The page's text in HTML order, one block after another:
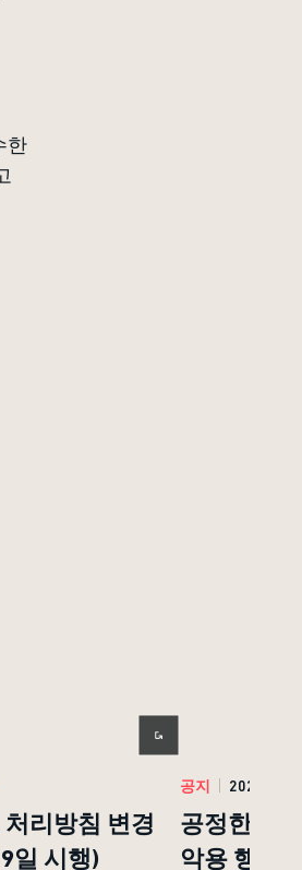
한
리방침 변경
일 시행)
공지 2026-07-
공정한 플
악용 행위